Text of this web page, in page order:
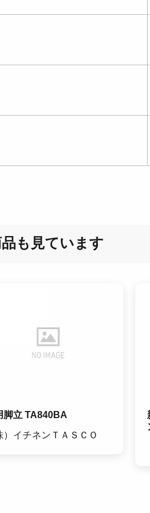
も見ています
脚立 TA840BA
）イチネンＴＡＳＣＯ